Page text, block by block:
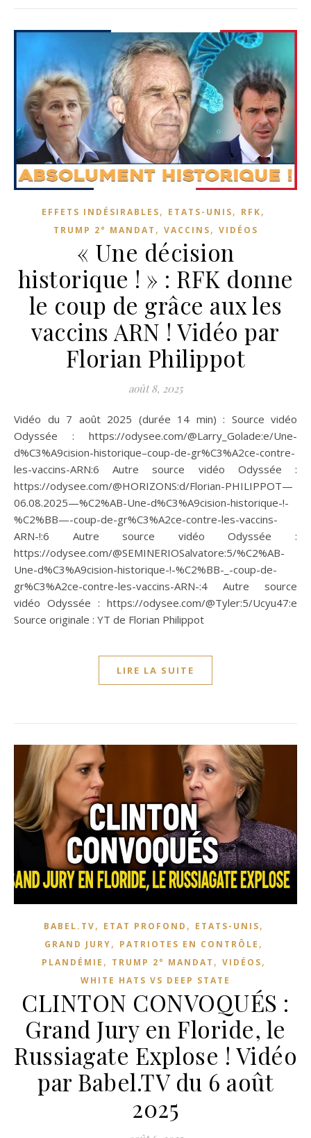
EFFETS INDÉSIRABLES, ETATS-UNIS, RFK,
TRUMP 2° MANDAT , VACCINS, VIDÉOS
« Une décision
historique ! » : RFK donne
le coup de grâce aux les
vaccins ARN ! Vidéo par
Florian Philippot
août 8, 2025
Vidéo du 7 août 2025 (durée 14 min) : Source vidéo
Odyssée : https://odysee.com/@Larry_Golade:e/Une-
d%C3%A9cision-historique–coup-de-gr%C3%A2ce-contre-
les-vaccins-ARN:6 Autre source vidéo Odyssée :
https://odysee.com/@HORIZONS:d/Florian-PHILIPPOT—
06.08.2025—%C2%AB-Une-d%C3%A9cision-historique-!-
%C2%BB—-coup-de-gr%C3%A2ce-contre-les-vaccins-
ARN-!:6 Autre source vidéo Odyssée :
https://odysee.com/@SEMINERIOSalvatore:5/%C2%AB-
Une-d%C3%A9cision-historique-!-%C2%BB-_-coup-de-
gr%C3%A2ce-contre-les-vaccins-ARN-:4 Autre source
vidéo Odyssée : https://odysee.com/@Tyler:5/Ucyu47:e
Source originale : YT de Florian Philippot
LIRE LA SUITE
BABEL.TV, ETAT PROFOND , ETATS-UNIS,
GRAND JURY, PATRIOTES EN CONTRÔLE ,
PLANDÉMIE , TRUMP 2° MANDAT , VIDÉOS,
WHITE HATS VS DEEP STATE
CLINTON CONVOQUÉS :
Grand Jury en Floride, le
Russiagate Explose ! Vidéo
par Babel.TV du 6 août
2025